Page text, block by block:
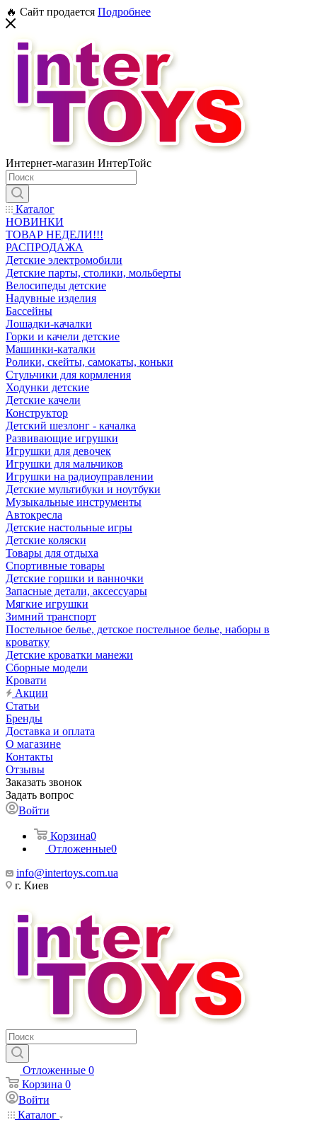
🔥 Сайт продается Подробнее
Интернет-магазин ИнтерТойс
Каталог
НОВИНКИ
ТОВАР НЕДЕЛИ!!!
РАСПРОДАЖА
Детские электромобили
Детские парты, столики, мольберты
Велосипеды детские
Надувные изделия
Бассейны
Лошадки-качалки
Горки и качели детские
Машинки-каталки
Ролики, скейты, самокаты, коньки
Стульчики для кормления
Ходунки детские
Детские качели
Конструктор
Детский шезлонг - качалка
Развивающие игрушки
Игрушки для девочек
Игрушки для мальчиков
Игрушки на радиоуправлении
Детские мультибуки и ноутбуки
Музыкальные инструменты
Автокресла
Детские настольные игры
Детские коляски
Товары для отдыха
Спортивные товары
Детские горшки и ванночки
Запасные детали, аксессуары
Мягкие игрушки
Зимний транспорт
Постельное белье, детское постельное белье, наборы в
кроватку
Детские кроватки манежи
Сборные модели
Кровати
Акции
Статьи
Бренды
Доставка и оплата
О магазине
Контакты
Отзывы
Заказать звонок
Задать вопрос
Войти
Корзина0
Отложенные0
info@intertoys.com.ua
г. Киев
Отложенные 0
Корзина 0
Войти
Каталог